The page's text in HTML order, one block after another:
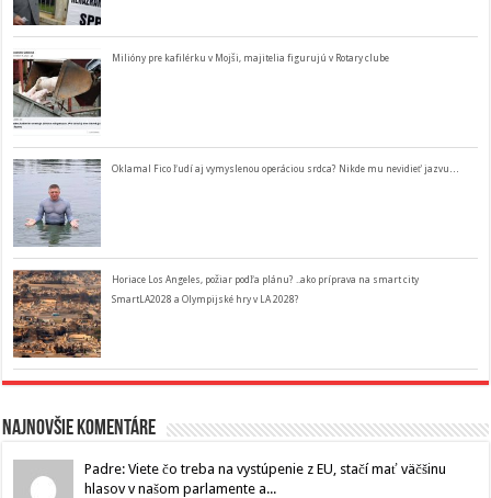
Milióny pre kafilérku v Mojši, majitelia figurujú v Rotary clube
Oklamal Fico ľudí aj vymyslenou operáciou srdca? Nikde mu nevidieť jazvu…
Horiace Los Angeles, požiar podľa plánu? ..ako príprava na smart city
SmartLA2028 a Olympijské hry v LA 2028?
Najnovšie komentáre
Padre: Viete čo treba na vystúpenie z EU, stačí mať väčšinu
hlasov v našom parlamente a...